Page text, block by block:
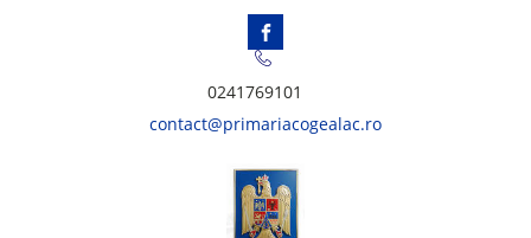
0241769101
contact@primariacogealac.ro